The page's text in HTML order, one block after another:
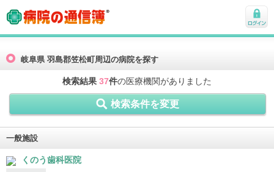
病院の通信簿
ログ
岐阜県 羽島郡笠松町周辺の病院を探す
検索結果 37件の医療機関がありました
検索条件を変更
一般施設
くのう歯科医院